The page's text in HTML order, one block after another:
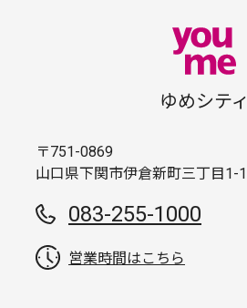
ゆめシティ
〒751-0869
山口県下関市伊倉新町三丁目1-1
083-255-1000
営業時間はこちら